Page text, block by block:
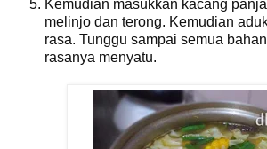
Kemudian masukkan kacang
melinjo dan terong. Kemudian
rasa. Tunggu sampai semua
rasanya menyatu.